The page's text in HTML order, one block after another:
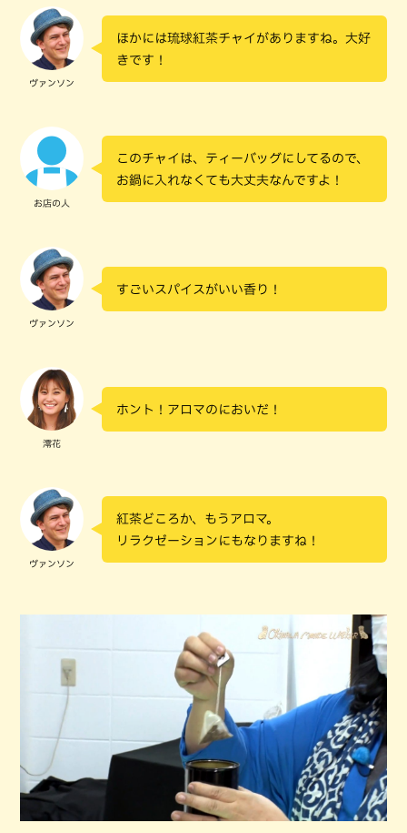
ヴァンソン
ほかには琉球紅茶チャイがありますね。大好
きです！
お店の人
このチャイは、ティーバッグにしてるので、
お鍋に入れなくても大丈夫なんですよ！
ヴァンソン
すごいスパイスがいい香り！
澪花
ホント！アロマのにおいだ！
ヴァンソン
紅茶どころか、もうアロマ。
リラクゼーションにもなりますね！